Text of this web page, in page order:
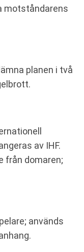
motståndarens
planen i två
av IHF.
från domaren;
används